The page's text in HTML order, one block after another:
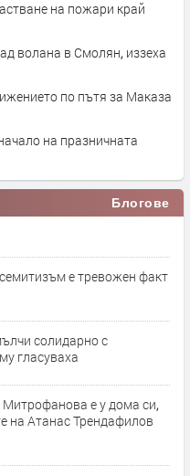
на пожари край
волана в Смолян, иззеха
по пътя за Маказа
на празничната
Блогове
е тревожен факт
солидарно с
гласуваха
Митрофанова е у дома си,
на Атанас Трендафилов